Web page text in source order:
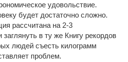
удовольствие.
будет достаточно сложно.
рассчитана на 2-3
в ту же Книгу рекордов
людей съесть килограмм
проблем.